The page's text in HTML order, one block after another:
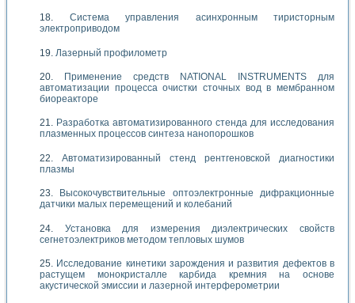
Система управления асинхронным тиристорным
электроприводом
Лазерный профилометр
Применение средств NATIONAL INSTRUMENTS для
автоматизации процесса очистки сточных вод в мембранном
биореакторе
Разработка автоматизированного стенда для исследования
плазменных процессов синтеза нанопорошков
Автоматизированный стенд рентгеновской диагностики
плазмы
Высокочувствительные оптоэлектронные дифракционные
датчики малых перемещений и колебаний
Установка для измерения диэлектрических свойств
сегнетоэлектриков методом тепловых шумов
Исследование кинетики зарождения и развития дефектов в
растущем монокристалле карбида кремния на основе
акустической эмиссии и лазерной интерферометрии